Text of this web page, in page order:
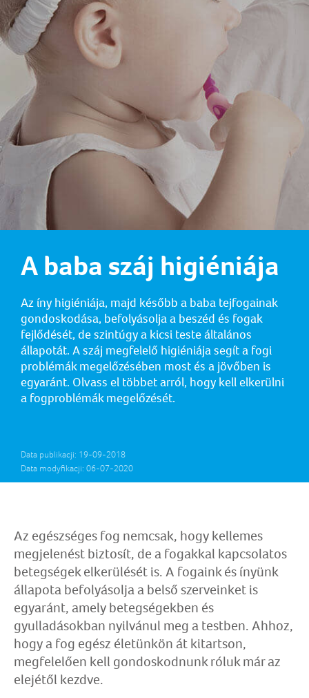
A baba száj higiéniája
Az íny higiéniája, majd később a baba tejfogainak
gondoskodása, befolyásolja a beszéd és fogak
fejlődését, de szintúgy a kicsi teste általános
állapotát. A száj megfelelő higiéniája segít a fogi
problémák megelőzésében most és a jövőben is
egyaránt. Olvass el többet arról, hogy kell elkerülni
a fogproblémák megelőzését.
Data publikacji: 19-09-2018
Data modyfikacji: 06-07-2020
Az egészséges fog nemcsak, hogy kellemes
megjelenést biztosít, de a fogakkal kapcsolatos
betegségek elkerülését is. A fogaink és ínyünk
állapota befolyásolja a belső szerveinket is
egyaránt, amely betegségekben és
gyulladásokban nyilvánul meg a testben. Ahhoz,
hogy a fog egész életünkön át kitartson,
megfelelően kell gondoskodnunk róluk már az
elejétől kezdve.